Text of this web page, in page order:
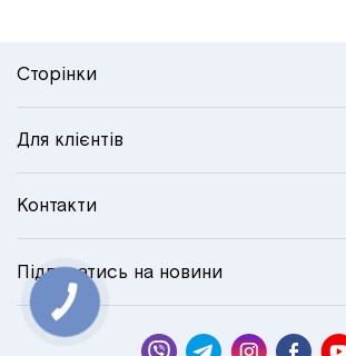
Сторінки
Для клієнтів
Контакти
Підписатись на новини
КНОПКА
СВЯЗИ